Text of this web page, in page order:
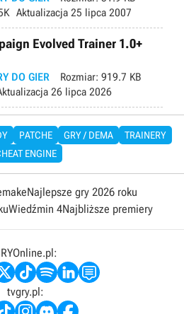
Aktualizacja 25 lipca 2007
Evolved Trainer 1.0+
DO GIER Rozmiar: 919.7 KB
26 lipca 2026
PATCHE GRY / DEMA
TRAINERY
ENGINE
Najlepsze gry 2026 roku
Wiedźmin 4Najbliższe premiery
tvgry.pl: